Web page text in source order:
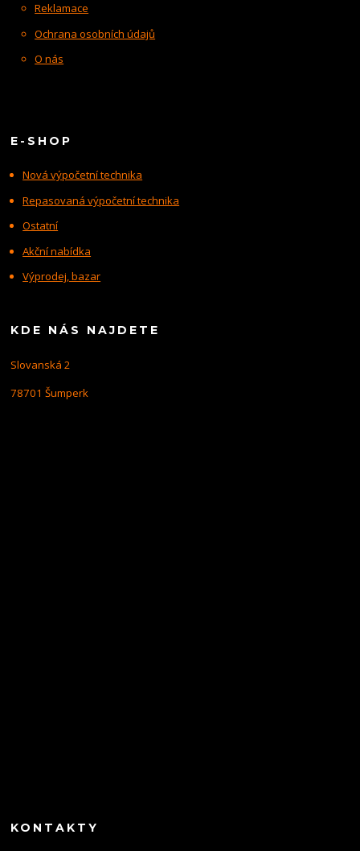
Reklamace
Ochrana osobních údajů
O nás
E-SHOP
Nová výpočetní technika
Repasovaná výpočetní technika
Ostatní
Akční nabídka
Výprodej, bazar
KDE NÁS NAJDETE
Slovanská 2
78701 Šumperk
KONTAKTY